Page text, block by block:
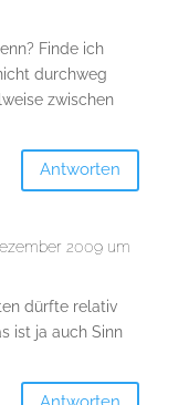
Finde ich
durchweg
zwischen
Antworten
2009 um
dürfte relativ
ist ja auch Sinn